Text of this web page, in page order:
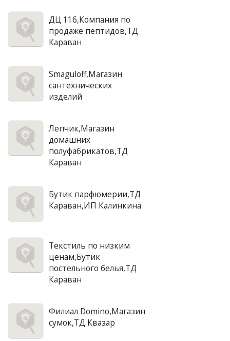
ДЦ 116,Компания по
продаже пептидов,ТД
Караван
Smaguloff,Магазин
сантехнических
изделий
Лепчик,Магазин
домашних
полуфабрикатов,ТД
Караван
Бутик парфюмерии,ТД
Караван,ИП Калинкина
Текстиль по низким
ценам,Бутик
постельного белья,ТД
Караван
Филиал Domino,Магазин
сумок,ТД Квазар